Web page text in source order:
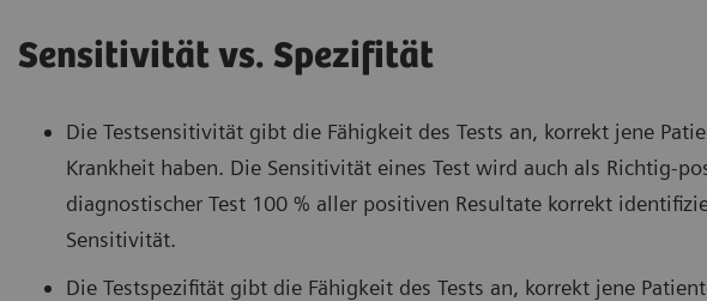
Sensitivität vs. Spezifität
Die Testsensitivität gibt die Fähigkeit des Tests an, korrekt jene
Krankheit haben. Die Sensitivität eines Test wird auch als Richtig-
diagnostischer Test 100 % aller positiven Resultate korrekt
Sensitivität.
Die Testspezifität gibt die Fähigkeit des Tests an, korrekt jene